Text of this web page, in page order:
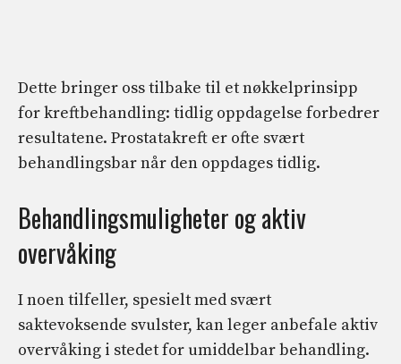
Dette bringer oss tilbake til et nøkkelprinsipp
for kreftbehandling: tidlig oppdagelse forbedrer
resultatene. Prostatakreft er ofte svært
behandlingsbar når den oppdages tidlig.
Behandlingsmuligheter og aktiv
overvåking
I noen tilfeller, spesielt med svært
saktevoksende svulster, kan leger anbefale aktiv
overvåking i stedet for umiddelbar behandling.